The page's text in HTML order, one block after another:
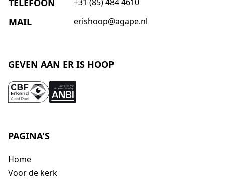
TELEFOON
MAIL erishoop@agape.nl
GEVEN AAN ER IS HOOP
PAGINA'S
Home
Voor de kerk